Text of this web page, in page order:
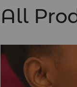
All